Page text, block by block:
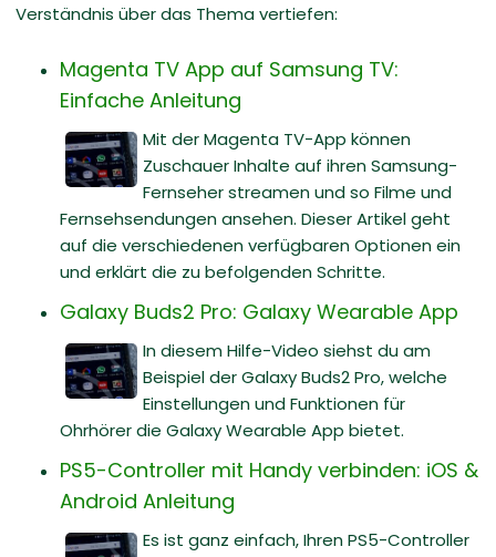
Verständnis über das Thema vertiefen:
Magenta TV App auf Samsung TV:
Einfache Anleitung
Mit der Magenta TV-App können
Zuschauer Inhalte auf ihren Samsung-
Fernseher streamen und so Filme und
Fernsehsendungen ansehen. Dieser Artikel geht
auf die verschiedenen verfügbaren Optionen ein
und erklärt die zu befolgenden Schritte.
Galaxy Buds2 Pro: Galaxy Wearable App
In diesem Hilfe-Video siehst du am
Beispiel der Galaxy Buds2 Pro, welche
Einstellungen und Funktionen für
Ohrhörer die Galaxy Wearable App bietet.
PS5-Controller mit Handy verbinden: iOS &
Android Anleitung
Es ist ganz einfach, Ihren PS5-Controller